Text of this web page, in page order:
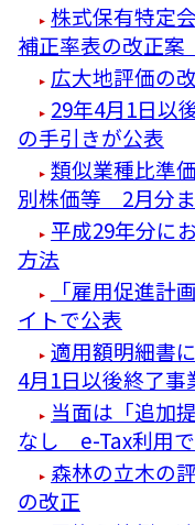
株式保有特定
補正率表の改正
広大地評価の
29年4月1日以
の手引きが公表
類似業種比準
別株価等 2月分
平成29年分に
方法
「雇用促進
イトで公表
適用額明細書
4月1日以後終了
当面は「追加
なし e-Tax利用
森林の立木の
の改正